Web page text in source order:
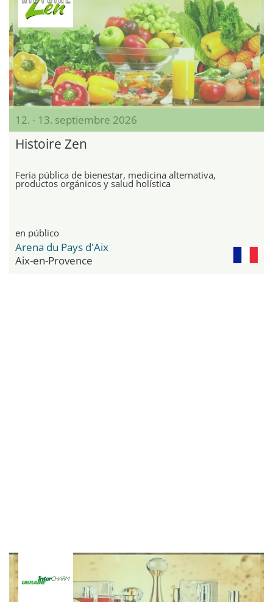
12. - 13. septiembre 2026
Histoire Zen
Feria pública de bienestar, medicina alternativa,
productos orgánicos y salud holística
en público
Arena du Pays d'Aix
Aix-en-Provence